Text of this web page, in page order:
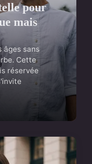
pour
mais
âges sans
Cette
réservée